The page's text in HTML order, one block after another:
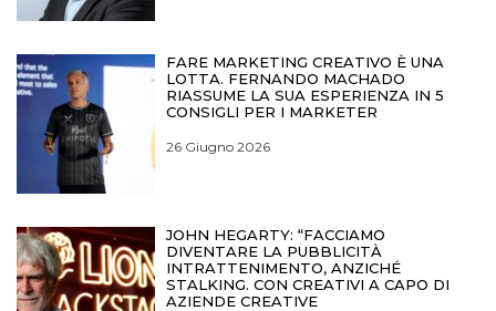
FARE MARKETING CREATIVO È UNA
LOTTA. FERNANDO MACHADO
RIASSUME LA SUA ESPERIENZA IN 5
CONSIGLI PER I MARKETER
26 Giugno 2026
JOHN HEGARTY: “FACCIAMO
DIVENTARE LA PUBBLICITÀ
INTRATTENIMENTO, ANZICHÉ
STALKING. CON CREATIVI A CAPO DI
AZIENDE CREATIVE